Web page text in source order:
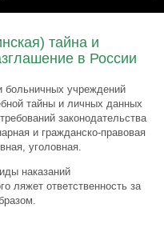
тайна и
в России
больничных учреждений
тайны и личных данных
законодательства
и гражданско-правовая
уголовная.
наказаний
ляжет ответственность за